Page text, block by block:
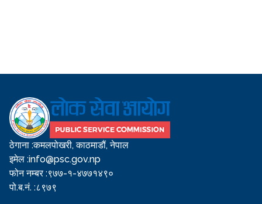
ठेगाना :कमलपोखरी, काठमाडौं, नेपाल
इमेल :info@psc.gov.np
फोन नम्बर :९७७-१-४७७१४९०
पो.ब.नं. :८९७९